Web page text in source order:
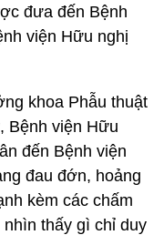
đưa đến Bệnh
viện Hữu nghị
khoa Phẫu thuật
Bệnh viện Hữu
đến Bệnh viện
đau đớn, hoảng
kèm các chấm
thấy gì chỉ duy